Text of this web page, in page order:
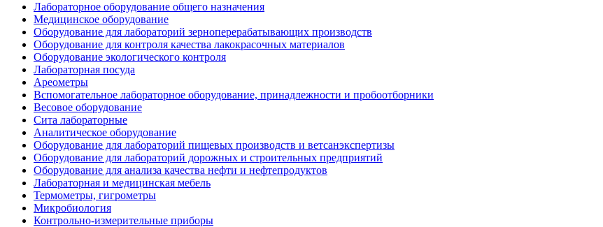
Лабораторное оборудование общего назначения
Медицинское оборудование
Оборудование для лабораторий зерноперерабатывающих производств
Оборудование для контроля качества лакокрасочных материалов
Оборудование экологического контроля
Лабораторная посуда
Ареометры
Вспомогательное лабораторное оборудование, принадлежности и пробоотборники
Весовое оборудование
Сита лабораторные
Аналитическое оборудование
Оборудование для лабораторий пищевых производств и ветсанэкспертизы
Оборудование для лабораторий дорожных и строительных предприятий
Оборудование для анализа качества нефти и нефтепродуктов
Лабораторная и медицинская мебель
Термометры, гигрометры
Микробиология
Контрольно-измерительные приборы